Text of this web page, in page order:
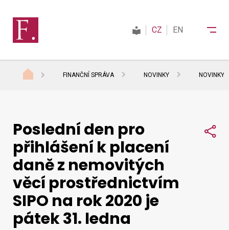
Daně
Mezinárodní spolupráce
Kontakty
CZ EN
FINANČNÍ SPRÁVA NOVINKY NOVINKY
Poslední den pro
přihlášení k placení
daně z nemovitých
věcí prostřednictvím
SIPO na rok 2020 je
pátek 31. ledna